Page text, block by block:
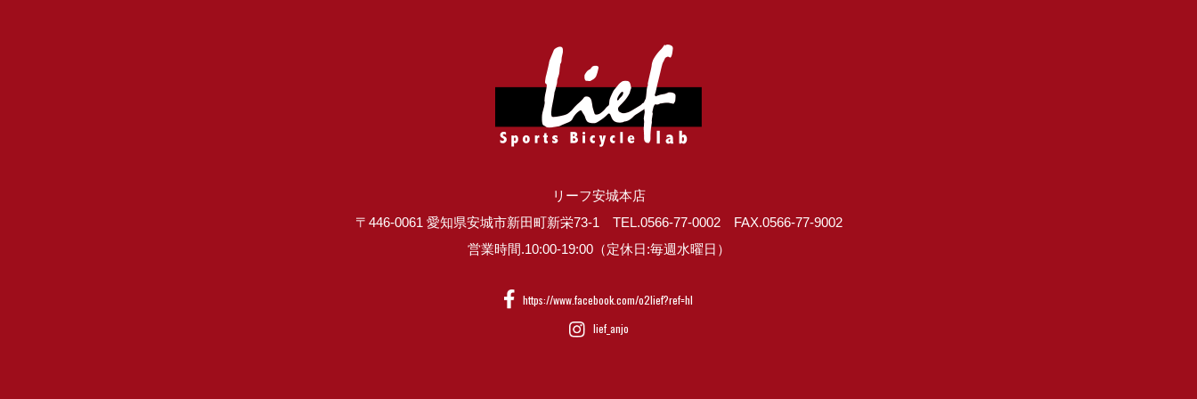
リーフ安城本店
〒446-0061 愛知県安城市新田町新栄73-1 TEL.0566-77-0002 FAX.0566-77-9002
営業時間.10:00-19:00（定休日:毎週水曜日）
https://www.facebook.com/o2lief?ref=hl
lief_anjo